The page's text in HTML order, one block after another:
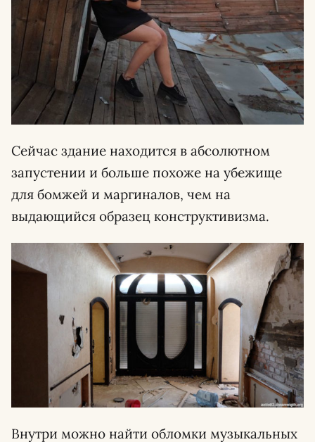
Сейчас здание находится в абсолютном
запустении и больше похоже на убежище
для бомжей и маргиналов, чем на
выдающийся образец конструктивизма.
Внутри можно найти обломки музыкальных